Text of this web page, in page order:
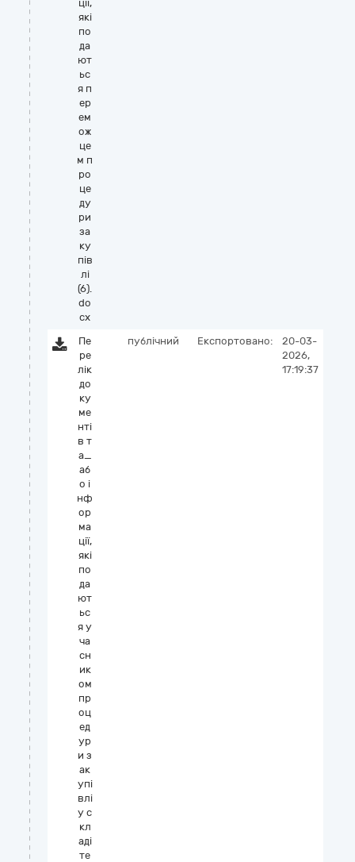
ції,
які
по
да
ют
ьс
я п
ер
ем
ож
це
м п
ро
це
ду
ри
за
ку
пів
лі
(6).
do
cx
Пе
ре
лік
до
ку
ме
нті
в т
а_
аб
о і
нф
ор
ма
ції,
які
по
да
ют
ьс
я у
ча
сн
ик
ом
пр
оц
ед
ур
и з
ак
упі
влі
у с
кл
аді
те
публічний Експортовано:
20-03-
2026,
17:19:37